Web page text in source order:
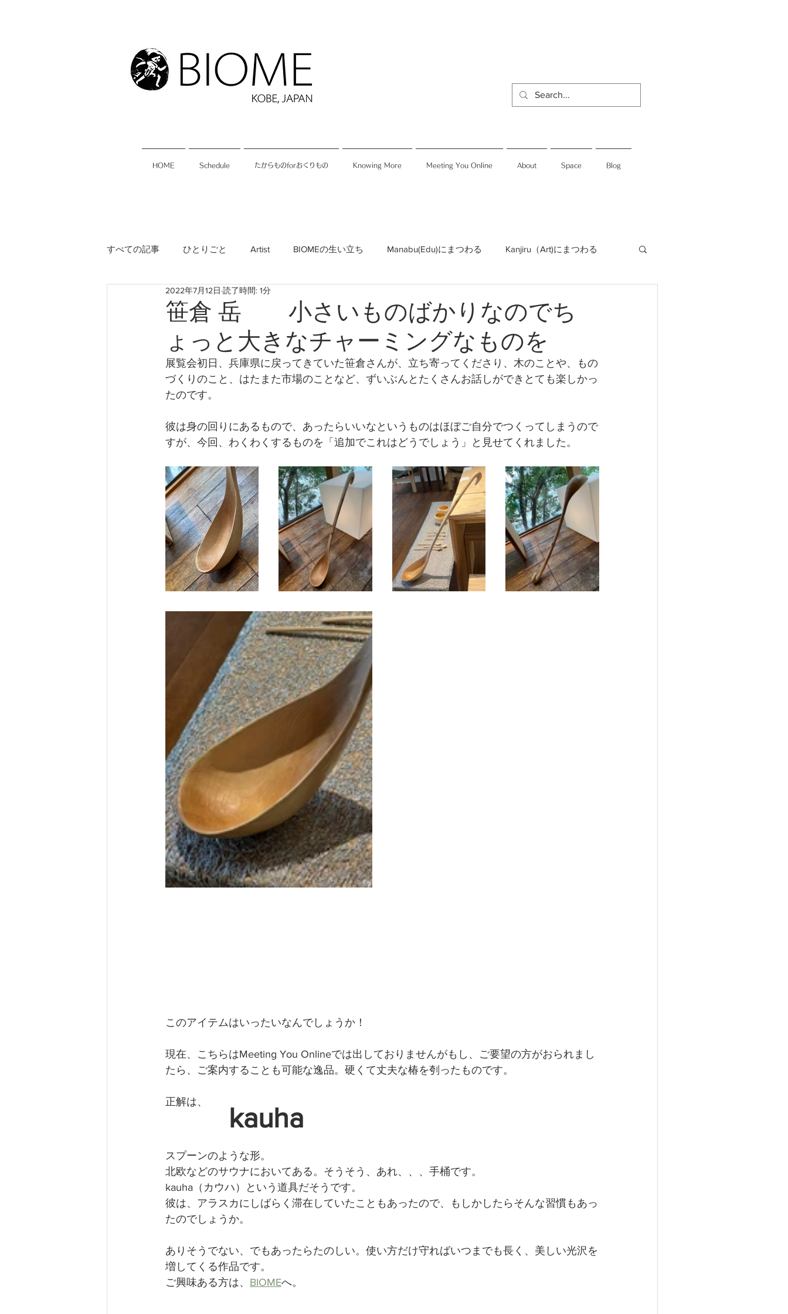
HOME Schedule たからものforおくりもの Knowing More Meeting You Online About Space Blog
すべての記事 ひとりごと Artist BIOMEの生い立ち Manabu(Edu)にまつわる Kanjiru（Art)にまつわる
神戸のこと たからものforおくりもの2020
たからものforおくりもの2022 たからものforおくりもの2024 たからものforおくりもの2025
笹倉 岳 小さいものばかりなのでち
ょっと大きなチャーミングなものを
2022年7月12日 読了時間: 1分
展覧会初日、兵庫県に戻ってきていた笹倉さんが、立ち寄ってくださり、木のことや、もの
づくりのこと、はたまた市場のことなど、ずいぶんとたくさんお話しができとても楽しかっ
たのです。
彼は身の回りにあるもので、あったらいいなというものはほぼご自分でつくってしまうので
すが、今回、わくわくするものを「追加でこれはどうでしょう」と見せてくれました。
このアイテムはいったいなんでしょうか！
現在、こちらはMeeting You Onlineでは出しておりませんがもし、ご要望の方がおられまし
たら、ご案内することも可能な逸品。硬くて丈夫な椿を刳ったものです。
正解は、
kauha
スプーンのような形。
北欧などのサウナにおいてある。そうそう、あれ、、、手桶です。
kauha（カウハ）という道具だそうです。
彼は、アラスカにしばらく滞在していたこともあったので、もしかしたらそんな習慣もあっ
たのでしょうか。
ありそうでない、でもあったらたのしい。使い方だけ守ればいつまでも長く、美しい光沢を
増してくる作品です。
ご興味ある方は、 BIOMEへ。